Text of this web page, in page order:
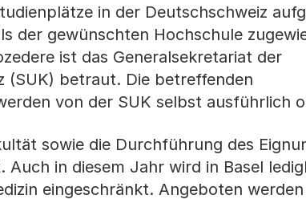
in der Deutschschweiz
der gewünschten Hochschule
ist das Generalsekretariat der
(SUK) betraut. Die betreffenden
von der SUK selbst ausführlich
sowie die Durchführung des
in diesem Jahr wird in Basel
eingeschränkt. Angeboten werden